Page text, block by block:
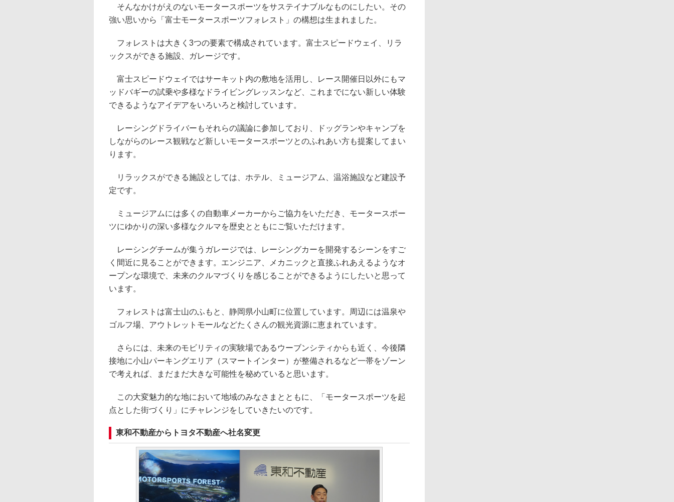
そんなかけがえのないモータースポーツをサステイナブルなものにしたい。その
強い思いから「富士モータースポーツフォレスト」の構想は生まれました。
フォレストは大きく3つの要素で構成されています。富士スピードウェイ、リラ
ックスができる施設、ガレージです。
富士スピードウェイではサーキット内の敷地を活用し、レース開催日以外にもマ
ッドバギーの試乗や多様なドライビングレッスンなど、これまでにない新しい体験
できるようなアイデアをいろいろと検討しています。
レーシングドライバーもそれらの議論に参加しており、ドッグランやキャンプを
しながらのレース観戦など新しいモータースポーツとのふれあい方も提案してまい
ります。
リラックスができる施設としては、ホテル、ミュージアム、温浴施設など建設予
定です。
ミュージアムには多くの自動車メーカーからご協力をいただき、モータースポー
ツにゆかりの深い多様なクルマを歴史とともにご覧いただけます。
レーシングチームが集うガレージでは、レーシングカーを開発するシーンをすご
く間近に見ることができます。エンジニア、メカニックと直接ふれあえるようなオ
ープンな環境で、未来のクルマづくりを感じることができるようにしたいと思って
います。
フォレストは富士山のふもと、静岡県小山町に位置しています。周辺には温泉や
ゴルフ場、アウトレットモールなどたくさんの観光資源に恵まれています。
さらには、未来のモビリティの実験場であるウーブンシティからも近く、今後隣
接地に小山パーキングエリア（スマートインター）が整備されるなど一帯をゾーン
で考えれば、まだまだ大きな可能性を秘めていると思います。
この大変魅力的な地において地域のみなさまとともに、「モータースポーツを起
点とした街づくり」にチャレンジをしていきたいのです。
東和不動産からトヨタ不動産へ社名変更